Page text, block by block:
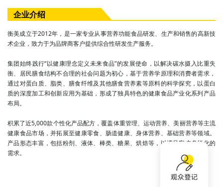
企业介绍
衡美成立于2012年，是一家专业从事营养功能食品研发、生产和销售的高新技
术企业，致力于为品牌商客户提供综合性研发生产服务。
集团始终践行“以健康理念定义未来食品”的发展使命，以解决碳水摄入比重失
衡、居民膳食结构不合理的社会问题为初心，基于营养学原理和消费者需求，
通过对蛋白质、脂类、膳食纤维及其他膳食营养素等原料的科学探究，以蛋白
质的深度加工和创新应用为基础，形成了独具特色的健康食品产业化系列产品
布局。
积累了近5,000款个性化产品配方，覆盖体重管理、运动营养、美丽营养等主流
健康食品市场，并拓展至健康零食、肠道健康、身体营养、基础营养等领域。
产品形态丰富，包括粉剂、液体、棒类、糖果、烘焙等，以满足客户多样化的
需求。